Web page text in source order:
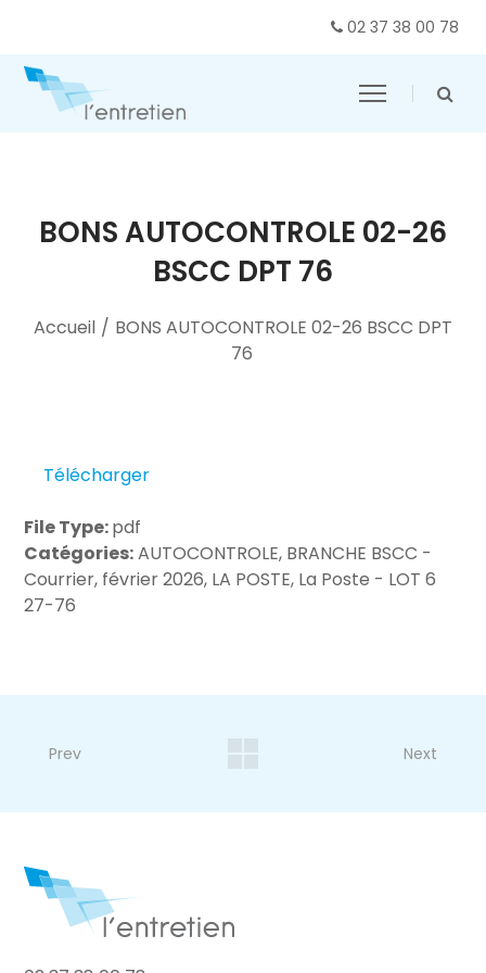
02 37 38 00 78
BONS AUTOCONTROLE 02-26
BSCC DPT 76
Accueil / BONS AUTOCONTROLE 02-26 BSCC DPT
76
Télécharger
File Type:pdf
Catégories:AUTOCONTROLE, BRANCHE BSCC -
Courrier, février 2026, LA POSTE, La Poste - LOT 6
27-76
Prev Next